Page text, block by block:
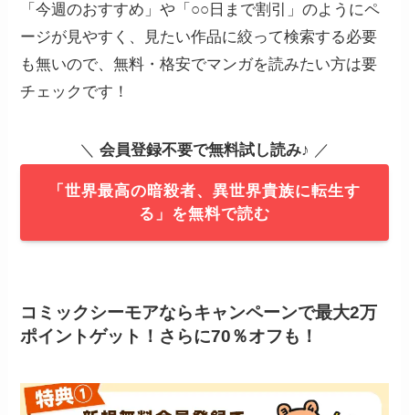
「今週のおすすめ」や「○○日まで割引」のようにペ
ージが見やすく、見たい作品に絞って検索する必要
も無いので、無料・格安でマンガを読みたい方は要
チェックです！
＼ 会員登録不要で無料試し読み♪ ／
「世界最高の暗殺者、異世界貴族に転生す
る」を無料で読む
コミックシーモアならキャンペーンで最大2万
ポイントゲット！さらに70％オフも！